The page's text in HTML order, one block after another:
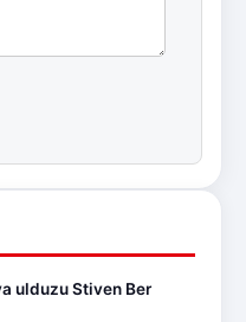
ulduzu Stiven Ber